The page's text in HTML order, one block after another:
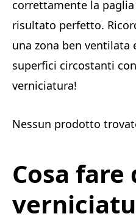
correttamente la
risultato perfetto.
una zona ben ventilata
superfici circostanti
verniciatura!
Nessun prodotto
Cosa fare